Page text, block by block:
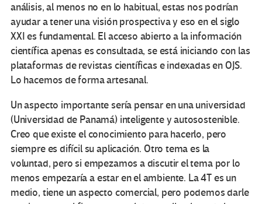
análisis, al menos no en lo habitual, estas nos podrían
ayudar a tener una visión prospectiva y eso en el siglo
XXI es fundamental. El acceso abierto a la información
científica apenas es consultada, se está iniciando con las
plataformas de revistas científicas e indexadas en OJS.
Lo hacemos de forma artesanal.
Un aspecto importante sería pensar en una universidad
(Universidad de Panamá) inteligente y autosostenible.
Creo que existe el conocimiento para hacerlo, pero
siempre es difícil su aplicación. Otro tema es la
voluntad, pero si empezamos a discutir el tema por lo
menos empezaría a estar en el ambiente. La 4T es un
medio, tiene un aspecto comercial, pero podemos darle